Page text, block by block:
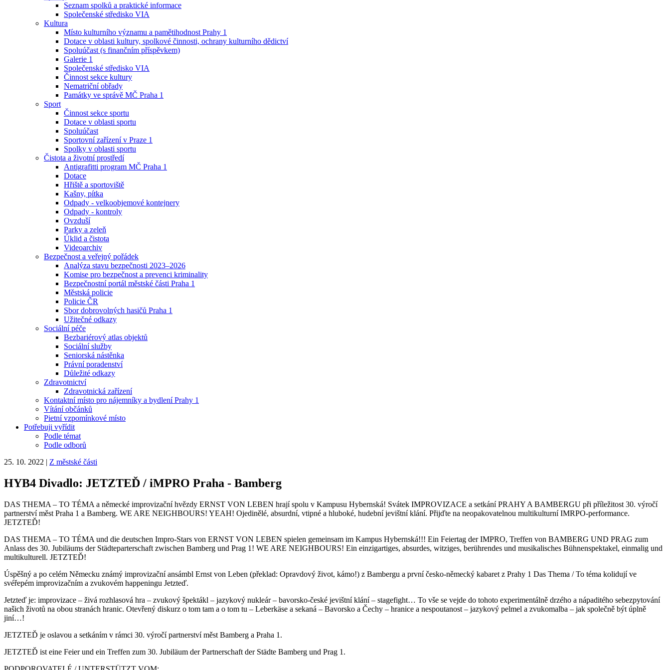
Seznam spolků a praktické informace
Společenské středisko VIA
Kultura
Místo kulturního významu a pamětihodnost Prahy 1
Dotace v oblasti kultury, spolkové činnosti, ochrany kulturního dědictví
Spoluúčast (s finančním příspěvkem)
Galerie 1
Společenské středisko VIA
Činnost sekce kultury
Nematriční obřady
Památky ve správě MČ Praha 1
Sport
Činnost sekce sportu
Dotace v oblasti sportu
Spoluúčast
Sportovní zařízení v Praze 1
Spolky v oblasti sportu
Čistota a životní prostředí
Antigrafitti program MČ Praha 1
Dotace
Hřiště a sportoviště
Kašny, pítka
Odpady - velkoobjemové kontejnery
Odpady - kontroly
Ovzduší
Parky a zeleň
Úklid a čistota
Videoarchiv
Bezpečnost a veřejný pořádek
Analýza stavu bezpečnosti 2023–2026
Komise pro bezpečnost a prevenci kriminality
Bezpečnostní portál městské části Praha 1
Městská policie
Policie ČR
Sbor dobrovolných hasičů Praha 1
Užitečné odkazy
Sociální péče
Bezbariérový atlas objektů
Sociální služby
Seniorská nástěnka
Právní poradenství
Důležité odkazy
Zdravotnictví
Zdravotnická zařízení
Kontaktní místo pro nájemníky a bydlení Prahy 1
Vítání občánků
Pietní vzpomínkové místo
Potřebuji vyřídit
Podle témat
Podle odborů
25. 10. 2022 | Z městské části
HYB4 Divadlo: JETZTEĎ / iMPRO Praha - Bamberg
DAS THEMA – TO TÉMA a německé improvizační hvězdy ERNST VON LEBEN hrají spolu v Kampusu Hybernská! Svátek IMPROVIZACE a setkání PRAHY A BAMBERGU při příležitost 30. výročí
partnerství měst Praha 1 a Bamberg. WE ARE NEIGHBOURS! YEAH! Ojedinělé, absurdní, vtipné a hluboké, hudební jevištní klání. Přijďte na neopakovatelnou multikulturní IMRPO-performance.
JETZTEĎ!
DAS THEMA – TO TÉMA und die deutschen Impro-Stars von ERNST VON LEBEN spielen gemeinsam im Kampus Hybernská!!! Ein Feiertag der IMPRO, Treffen von BAMBERG UND PRAG zum
Anlass des 30. Jubiläums der Städteparterschaft zwischen Bamberg und Prag 1! WE ARE NEIGHBOURS! Ein einzigartiges, absurdes, witziges, berührendes und musikalisches Bühnenspektakel, einmalig und
multikulturell. JETZTEĎ!
Úspěšný a po celém Německu známý improvizační ansámbl Ernst von Leben (překlad: Opravdový život, kámo!) z Bambergu a první česko-německý kabaret z Prahy 1 Das Thema / To téma kolidují ve
svéřepém improvizačním a zvukovém happeningu Jetzteď.
Jetzteď je: improvizace – živá rozhlasová hra – zvukový špektákl – jazykový nukleár – bavorsko-české jevištní klání – stagefight… To vše se vejde do tohoto experimentálně drzého a nápaditého sebezpytování
našich životů na obou stranách hranic. Otevřený diskurz o tom tam a o tom tu – Leberkäse a sekaná – Bavorsko a Čechy – hranice a nespoutanost – jazykový pelmel a zvukomalba – jak společně být úplně
jiní…!
JETZTEĎ je oslavou a setkáním v rámci 30. výročí partnerství měst Bamberg a Praha 1.
JETZTEĎ ist eine Feier und ein Treffen zum 30. Jubiläum der Partnerschaft der Städte Bamberg und Prag 1.